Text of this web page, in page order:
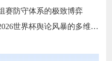
赛防守体系的极致博弈
界杯舆论风暴的多维解构**